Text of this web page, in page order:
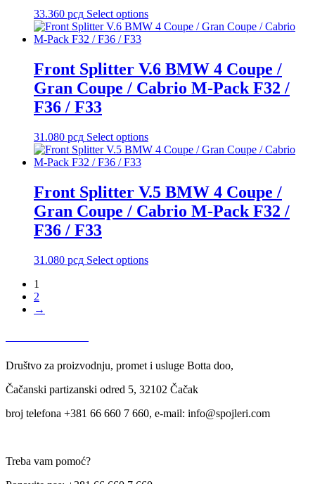
33.360 рсд Select options
Front Splitter V.6 BMW 4 Coupe /
Gran Coupe / Cabrio M-Pack F32 /
F36 / F33
31.080 рсд Select options
Front Splitter V.5 BMW 4 Coupe /
Gran Coupe / Cabrio M-Pack F32 /
F36 / F33
31.080 рсд Select options
1
2
→
Društvo za proizvodnju, promet i usluge Botta doo,
Čačanski partizanski odred 5, 32102 Čačak
broj telefona +381 66 660 7 660, e-mail: info@spojleri.com
Treba vam pomoć?